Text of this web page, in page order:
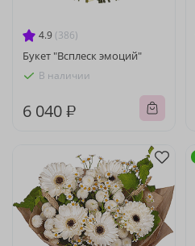
4.9 (386)
Букет "Всплеск эмоций"
В наличии
6 040 ₽